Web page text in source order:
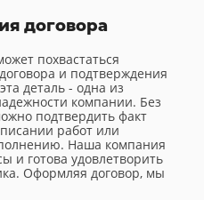
договора
похвастаться
и подтверждения
деталь - одна из
компании. Без
подтвердить факт
работ или
Наша компания
и готова удовлетворить
Оформляя договор, мы